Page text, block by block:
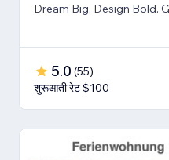
Dream Big. Design Bold.
5.0 (55)
शुरूआती रेट $100